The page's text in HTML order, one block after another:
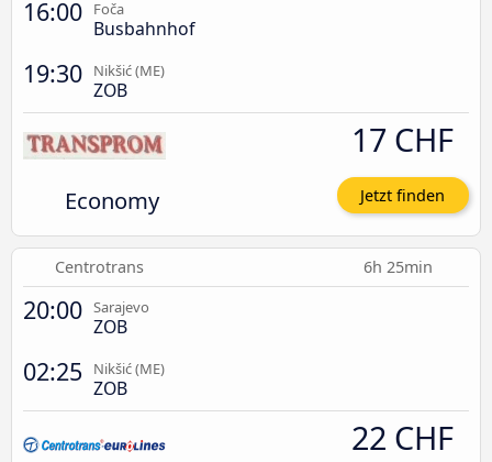
16:00 Foča
Busbahnhof
19:30 Nikšić (ME)
ZOB
Economy
17 CHF
Jetzt finden
Centrotrans 6h 25min
20:00 Sarajevo
ZOB
02:25 Nikšić (ME)
ZOB
22 CHF